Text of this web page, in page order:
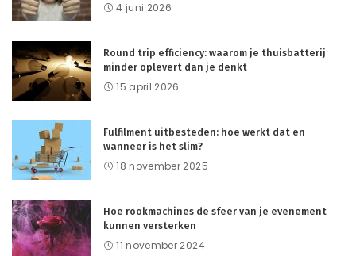
4 juni 2026
Round trip efficiency: waarom je thuisbatterij
minder oplevert dan je denkt
15 april 2026
Fulfilment uitbesteden: hoe werkt dat en
wanneer is het slim?
18 november 2025
Hoe rookmachines de sfeer van je evenement
kunnen versterken
11 november 2024